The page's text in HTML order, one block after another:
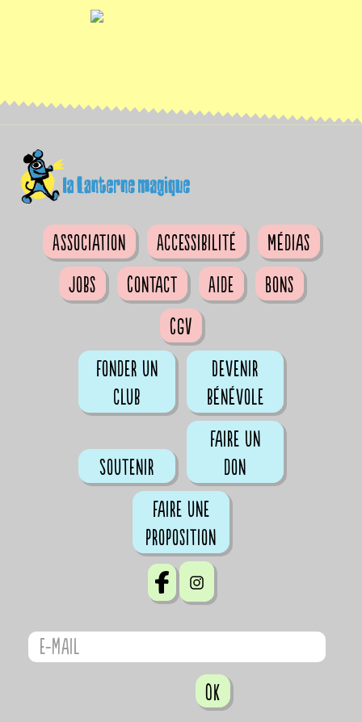
Association Accessibilité
Médias
Jobs
Contact Aide
Bons
CGV
Fonder un
club
Devenir
bénévole
Soutenir
Faire un
don
Faire une
proposition
OK